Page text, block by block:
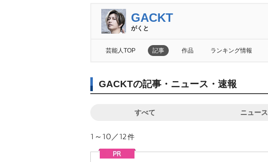
GACKT
がくと
芸能人TOP 記事 作品 ランキング情報
GACKTの記事・ニュース・速報
すべて ニュース
1～10／12件